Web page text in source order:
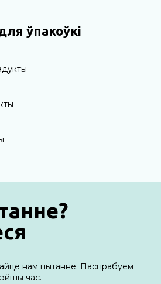
ўпакоўкі
нам пытанне. Паспрабуем
час.